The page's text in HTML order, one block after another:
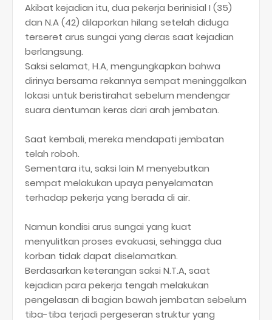
Akibat kejadian itu, dua pekerja berinisial I (35)
dan N.A (42) dilaporkan hilang setelah diduga
terseret arus sungai yang deras saat kejadian
berlangsung.
Saksi selamat, H.A, mengungkapkan bahwa
dirinya bersama rekannya sempat meninggalkan
lokasi untuk beristirahat sebelum mendengar
suara dentuman keras dari arah jembatan.
Saat kembali, mereka mendapati jembatan
telah roboh.
Sementara itu, saksi lain M menyebutkan
sempat melakukan upaya penyelamatan
terhadap pekerja yang berada di air.
Namun kondisi arus sungai yang kuat
menyulitkan proses evakuasi, sehingga dua
korban tidak dapat diselamatkan.
Berdasarkan keterangan saksi N.T.A, saat
kejadian para pekerja tengah melakukan
pengelasan di bagian bawah jembatan sebelum
tiba-tiba terjadi pergeseran struktur yang